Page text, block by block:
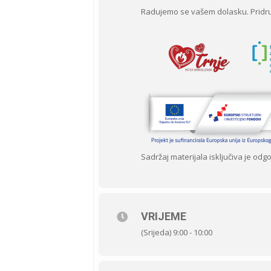
Radujemo se vašem dolasku.
Sadržaj materijala isključiva je
VRIJEME
(Srijeda) 9:00 - 10:00